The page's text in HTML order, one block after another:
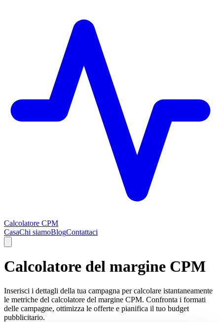
Calcolatore CPM
CasaChi siamoBlogContattaci
Calcolatore del margine CPM
Inserisci i dettagli della tua campagna per calcolare istantaneamente
le metriche del calcolatore del margine CPM. Confronta i formati
delle campagne, ottimizza le offerte e pianifica il tuo budget
pubblicitario.